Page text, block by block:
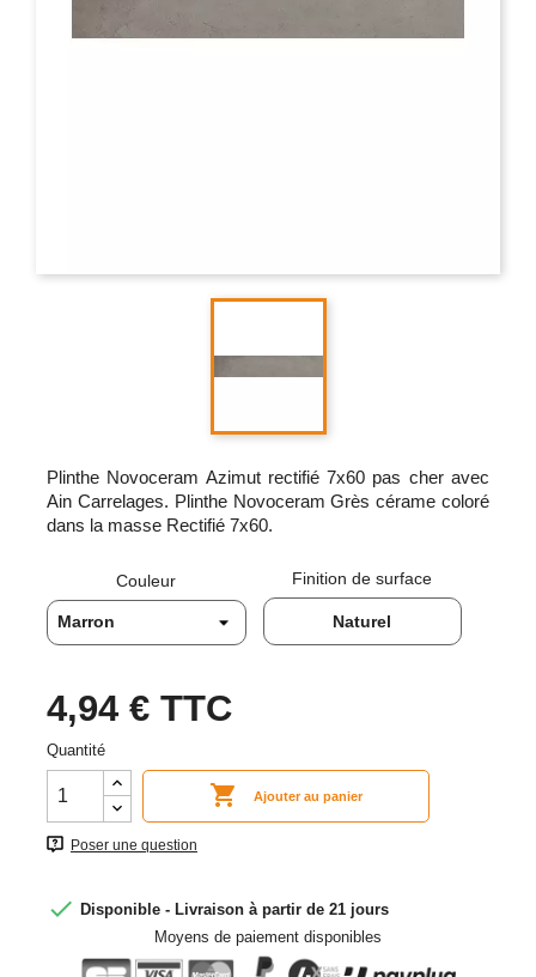
Plinthe Novoceram Azimut rectifié 7x60 pas cher avec
Ain Carrelages. Plinthe Novoceram Grès cérame coloré
dans la masse Rectifié 7x60.
Couleur Finition de surface
Naturel
4,94 € TTC
Quantité
 Ajouter au panier
Poser une question
 Disponible - Livraison à partir de 21 jours
Moyens de paiement disponibles